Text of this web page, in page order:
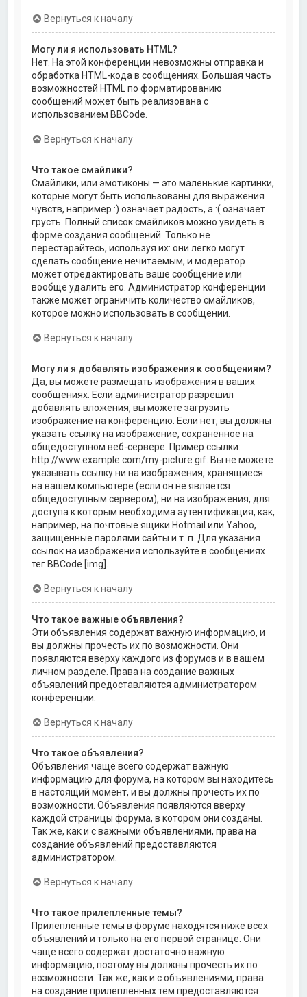
Вернуться к началу
Могу ли я использовать HTML?
Нет. На этой конференции невозможны отправка и
обработка HTML-кода в сообщениях. Большая часть
возможностей HTML по форматированию
сообщений может быть реализована с
использованием BBCode.
Вернуться к началу
Что такое смайлики?
Смайлики, или эмотиконы — это маленькие картинки,
которые могут быть использованы для выражения
чувств, например :) означает радость, а :( означает
грусть. Полный список смайликов можно увидеть в
форме создания сообщений. Только не
перестарайтесь, используя их: они легко могут
сделать сообщение нечитаемым, и модератор
может отредактировать ваше сообщение или
вообще удалить его. Администратор конференции
также может ограничить количество смайликов,
которое можно использовать в сообщении.
Вернуться к началу
Могу ли я добавлять изображения к сообщениям?
Да, вы можете размещать изображения в ваших
сообщениях. Если администратор разрешил
добавлять вложения, вы можете загрузить
изображение на конференцию. Если нет, вы должны
указать ссылку на изображение, сохранённое на
общедоступном веб-сервере. Пример ссылки:
http://www.example.com/my-picture.gif. Вы не можете
указывать ссылку ни на изображения, хранящиеся
на вашем компьютере (если он не является
общедоступным сервером), ни на изображения, для
доступа к которым необходима аутентификация, как,
например, на почтовые ящики Hotmail или Yahoo,
защищённые паролями сайты и т. п. Для указания
ссылок на изображения используйте в сообщениях
тег BBCode [img].
Вернуться к началу
Что такое важные объявления?
Эти объявления содержат важную информацию, и
вы должны прочесть их по возможности. Они
появляются вверху каждого из форумов и в вашем
личном разделе. Права на создание важных
объявлений предоставляются администратором
конференции.
Вернуться к началу
Что такое объявления?
Объявления чаще всего содержат важную
информацию для форума, на котором вы находитесь
в настоящий момент, и вы должны прочесть их по
возможности. Объявления появляются вверху
каждой страницы форума, в котором они созданы.
Так же, как и с важными объявлениями, права на
создание объявлений предоставляются
администратором.
Вернуться к началу
Что такое прилепленные темы?
Прилепленные темы в форуме находятся ниже всех
объявлений и только на его первой странице. Они
чаще всего содержат достаточно важную
информацию, поэтому вы должны прочесть их по
возможности. Так же, как и с объявлениями, права
на создание прилепленных тем предоставляются